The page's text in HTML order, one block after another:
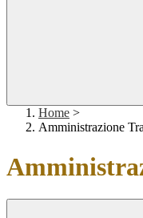
Home >
Amministrazione